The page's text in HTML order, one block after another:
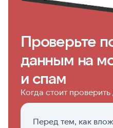
Проверьте
данным на
и спам
Когда стоит
Перед тем, как